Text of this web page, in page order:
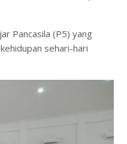
Pancasila (P5) yang
sehari-hari